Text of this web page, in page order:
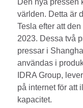
världen. Detta är
Tesla efter att
2023. Dessa två
pressar i
användas i
IDRA Group,
på internet för att
kapacitet.